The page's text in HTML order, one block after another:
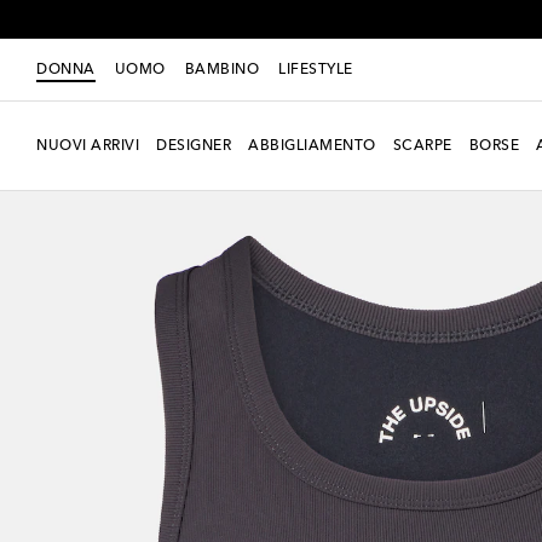
DONNA UOMO BAMBINO LIFESTYLE
NUOVI ARRIVI DESIGNER ABBIGLIAMENTO SCARPE BORSE